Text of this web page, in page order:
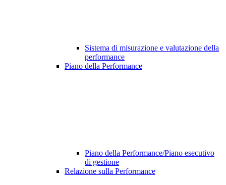
Sistema di misurazione e valutazione della
performance
Piano della Performance
Piano della Performance/Piano esecutivo
di gestione
Relazione sulla Performance